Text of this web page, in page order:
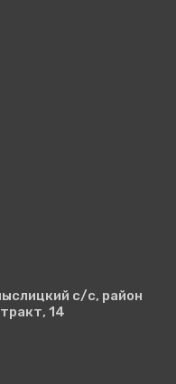
с/с, район
14